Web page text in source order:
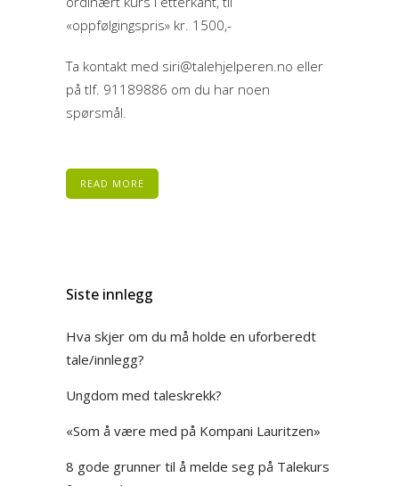
«oppfølgingspris» kr. 1500,-
Ta kontakt med siri@talehjelperen.no eller
på tlf. 91189886 om du har noen
spørsmål.
READ MORE
Siste innlegg
Hva skjer om du må holde en uforberedt
tale/innlegg?
Ungdom med taleskrekk?
«Som å være med på Kompani Lauritzen»
8 gode grunner til å melde seg på Talekurs